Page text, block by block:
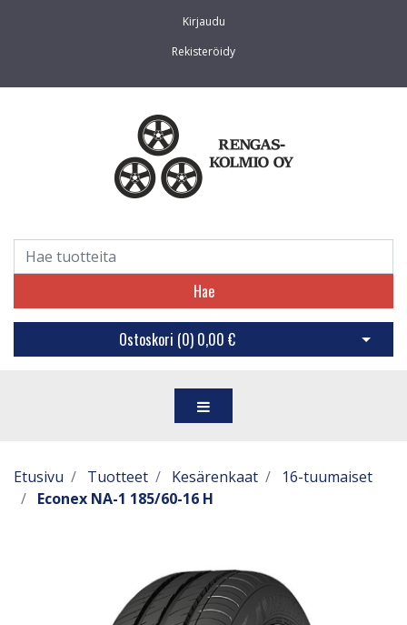
Kirjaudu
Rekisteröidy
Hae
Ostoskori (0) 0,00 € Avaa
Etusivu Tuotteet Kesärenkaat
16-tuumaiset
Econex NA-1 185/60-16 H